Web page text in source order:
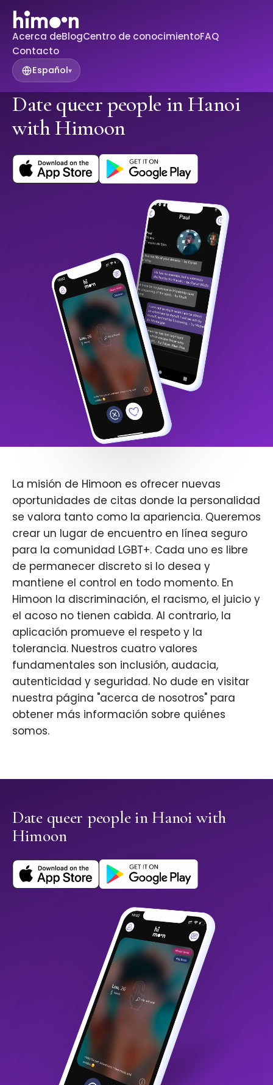
Acerca deBlogCentro de conocimientoFAQ
Contacto
Español▾
Date queer people in Hanoi
with Himoon
La misión de Himoon es ofrecer nuevas
oportunidades de citas donde la personalidad
se valora tanto como la apariencia. Queremos
crear un lugar de encuentro en línea seguro
para la comunidad LGBT+. Cada uno es libre
de permanecer discreto si lo desea y
mantiene el control en todo momento. En
Himoon la discriminación, el racismo, el juicio y
el acoso no tienen cabida. Al contrario, la
aplicación promueve el respeto y la
tolerancia. Nuestros cuatro valores
fundamentales son inclusión, audacia,
autenticidad y seguridad. No dude en visitar
nuestra página "acerca de nosotros" para
obtener más información sobre quiénes
somos.
Date queer people in Hanoi with
Himoon